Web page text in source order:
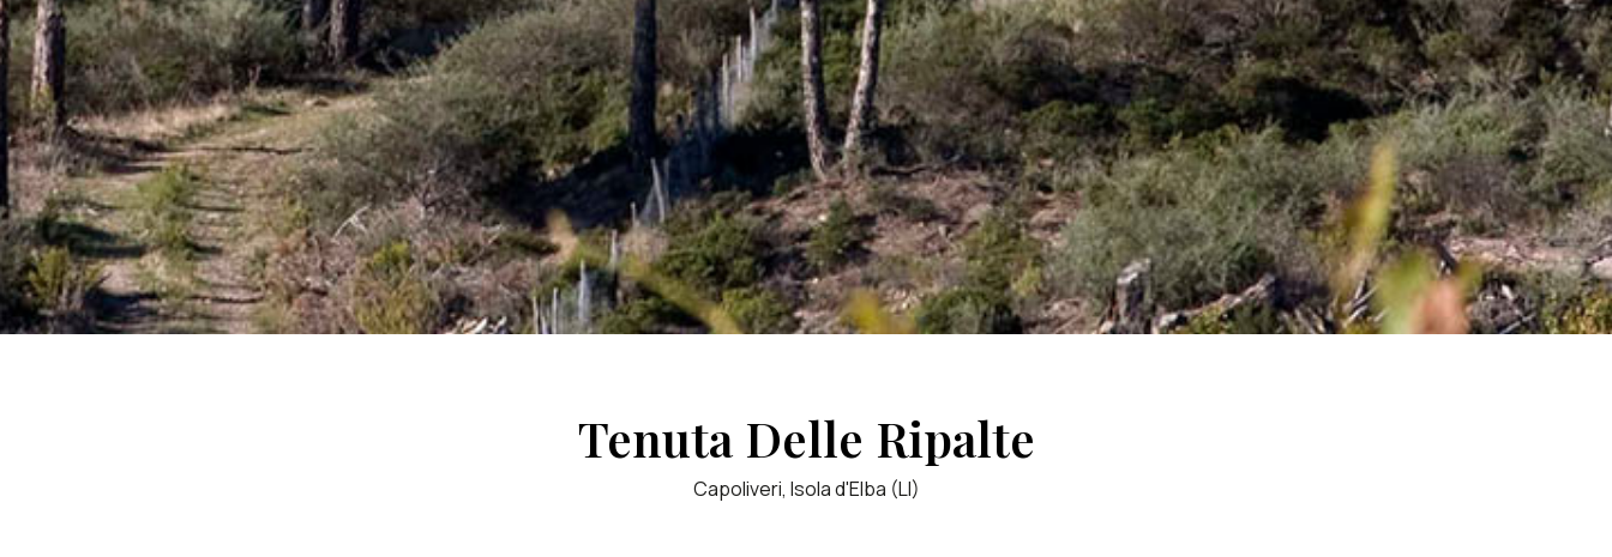
Tenuta Delle Ripalte
Capoliveri, Isola d'Elba (LI)